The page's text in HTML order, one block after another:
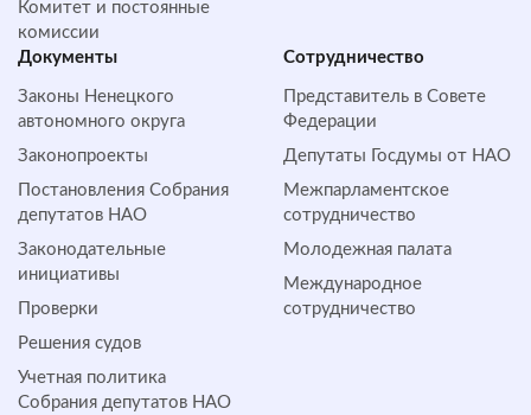
Комитет и постоянные
комиссии
Документы
Законы Ненецкого
автономного округа
Законопроекты
Постановления Собрания
депутатов НАО
Законодательные
инициативы
Проверки
Решения судов
Учетная политика
Собрания депутатов НАО
Сотрудничество
Представитель в Совете
Федерации
Депутаты Госдумы от НАО
Межпарламентское
сотрудничество
Молодежная палата
Международное
сотрудничество